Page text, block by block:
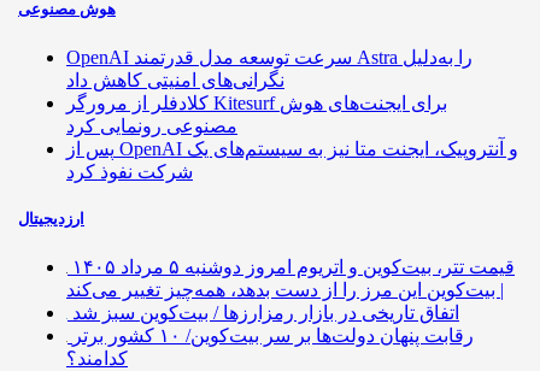
هوش مصنوعی
OpenAI سرعت توسعه مدل قدرتمند Astra را به‌دلیل
نگرانی‌های امنیتی کاهش داد
کلادفلر از مرورگر Kitesurf برای ایجنت‌های هوش
مصنوعی رونمایی کرد
پس از OpenAI و آنتروپیک، ایجنت متا نیز به سیستم‌های یک
شرکت نفوذ کرد
ارزدیجیتال
قیمت تتر، بیت‌کوین و اتریوم امروز دوشنبه ۵ مرداد ۱۴۰۵
| بیت‌کوین این مرز را از دست بدهد، همه‌چیز تغییر می‌کند
اتفاق تاریخی در بازار رمزارزها / بیت‌کوین سبز شد
رقابت پنهان دولت‌ها بر سر بیت‌کوین/ ۱۰ کشور برتر
کدامند؟